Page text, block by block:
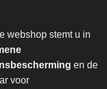
webshop stemt u in
en de
voor